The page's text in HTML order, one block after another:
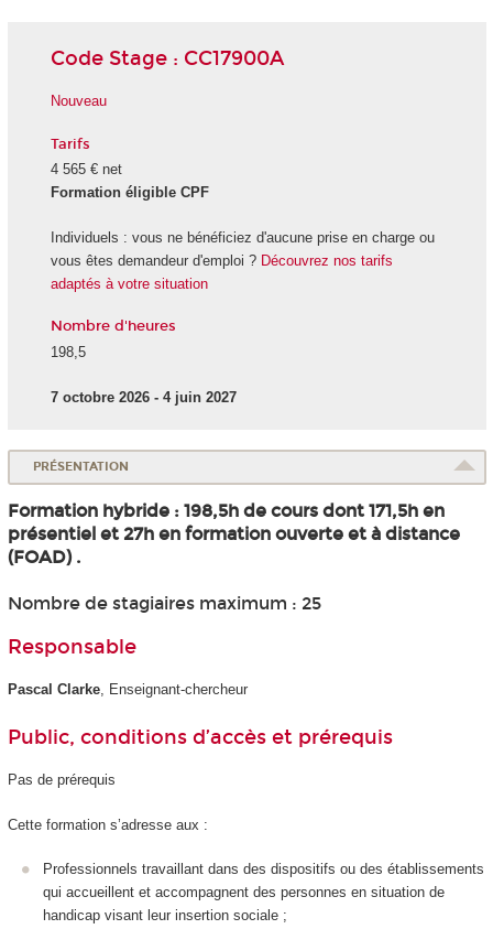
Code Stage : CC17900A
Nouveau
Tarifs
4 565 € net
Formation éligible CPF
Individuels : vous ne bénéficiez d'aucune prise en charge ou
vous êtes demandeur d'emploi ? Découvrez nos tarifs
adaptés à votre situation
Nombre d'heures
198,5
7 octobre 2026 - 4 juin 2027
PRÉSENTATION
Formation hybride : 198,5h de cours dont 171,5h en
présentiel et 27h en formation ouverte et à distance
(FOAD) .
Nombre de stagiaires maximum : 25
Responsable
Pascal Clarke, Enseignant-chercheur
Public, conditions d’accès et prérequis
Pas de prérequis
Cette formation s’adresse aux :
Professionnels travaillant dans des dispositifs ou des établissements
qui accueillent et accompagnent des personnes en situation de
handicap visant leur insertion sociale ;